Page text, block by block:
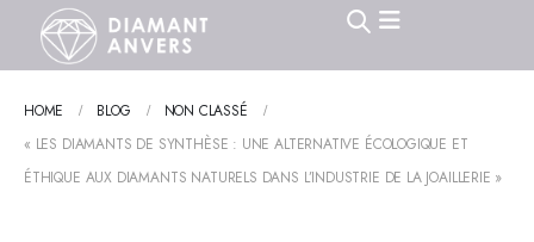
HOME BLOG
NON CLASSÉ
« LES DIAMANTS DE SYNTHÈSE : UNE ALTERNATIVE ÉCOLOGIQUE ET
ÉTHIQUE AUX DIAMANTS NATURELS DANS L’INDUSTRIE DE LA JOAILLERIE »